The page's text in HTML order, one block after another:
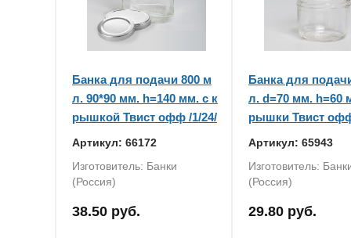
Банка для подачи 800 м
л. 90*90 мм. h=140 мм. с к
рышкой Твист офф /1/24/
Артикул: 66172
Изготовитель: Банки
(Россия)
38.50 руб.
Банка для
л. d=70 мм. h=60
рышки Твист
Артикул: 65943
Изготовитель:
(Россия)
29.80 руб.